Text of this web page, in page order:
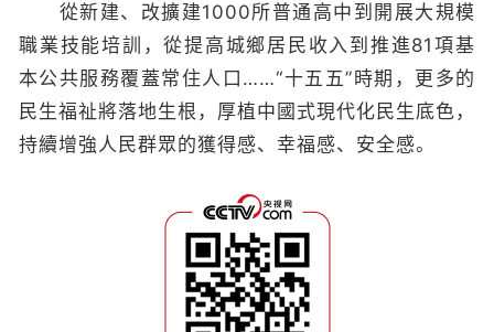
從新建、改擴建1000所普通高中到開展大規模
職業技能培訓，從提高城鄉居民收入到推進81項基
本公共服務覆蓋常住人口……“十五五”時期，更多的
民生福祉將落地生根，厚植中國式現代化民生底色，
持續增強人民群眾的獲得感、幸福感、安全感。